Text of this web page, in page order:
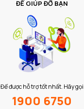
ĐỂ GIÚP ĐỠ BẠN
Để được hỗ trợ tốt nhất. Hãy gọi
1900 6750